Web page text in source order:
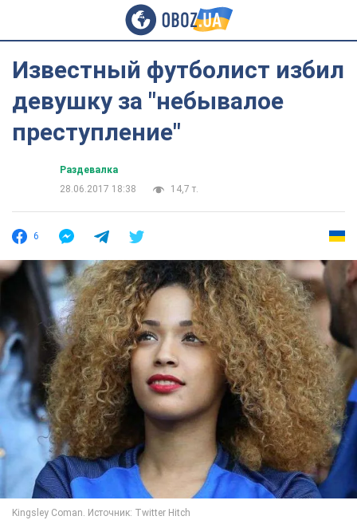
Известный футболист избил
девушку за "небывалое
преступление"
Раздевалка
28.06.2017 18:38
14,7 т.
6